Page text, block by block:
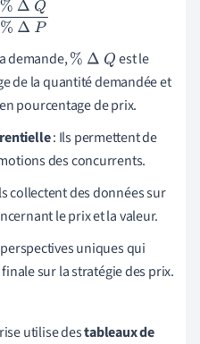
Q%ΔP
demande,% ΔQ
est le
de la quantité demandée et
pourcentage de prix.
: Ils permettent de
des concurrents.
collectent des données sur
le prix et la valeur.
uniques qui
sur la stratégie des prix.
utilise destableaux de